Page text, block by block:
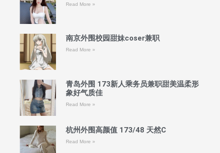
Read More »
南京外围校园甜妹coser兼职
Read More »
青岛外围 173新人乘务员兼职甜美温柔形
象好气质佳
Read More »
杭州外围高颜值 173/48 天然C
Read More »